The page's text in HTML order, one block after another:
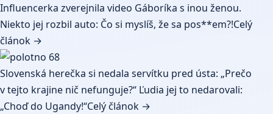
Influencerka zverejnila video Gáboríka s inou ženou.
Niekto jej rozbil auto: Čo si myslíš, že sa pos**em?!Celý
článok →
Slovenská herečka si nedala servítku pred ústa: „Prečo
v tejto krajine nič nefunguje?“ Ľudia jej to nedarovali:
„Choď do Ugandy!“Celý článok →